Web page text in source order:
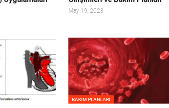
May 19, 2023
BAKIM PLANLARI